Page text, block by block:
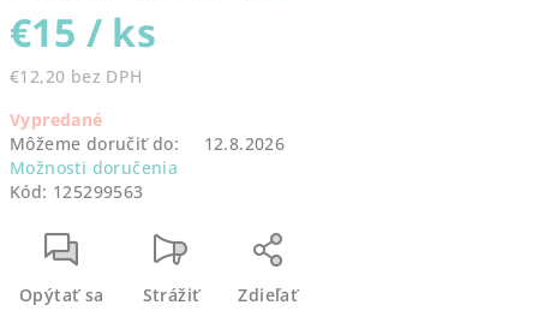
€15 / ks
€12,20 bez DPH
cena:
Vypredané
Môžeme doručiť do:
12.8.2026
Možnosti doručenia
Kód: 125299563
Opýtať sa Strážiť Zdieľať